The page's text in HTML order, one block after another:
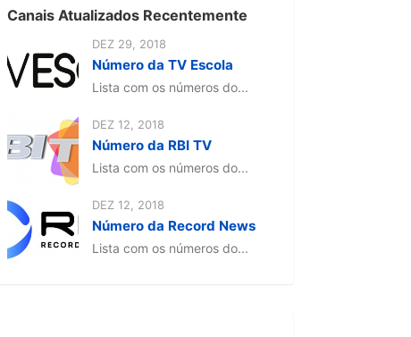
Canais Atualizados Recentemente
DEZ 29, 2018
Número da TV Escola
Lista com os números do...
DEZ 12, 2018
Número da RBI TV
Lista com os números do...
DEZ 12, 2018
Número da Record News
Lista com os números do...